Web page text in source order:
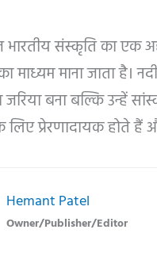
भारतीय संस्कृति का
माध्यम माना जाता है।
जरिया बना बल्कि उन्हें
प्रेरणादायक होते हैं
Hemant Patel
Owner/Publisher/Editor